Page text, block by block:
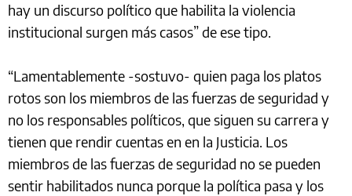
hay un discurso político que habilita la violencia
institucional surgen más casos” de ese tipo.
“Lamentablemente -sostuvo- quien paga los platos
rotos son los miembros de las fuerzas de seguridad y
no los responsables políticos, que siguen su carrera y
tienen que rendir cuentas en en la Justicia. Los
miembros de las fuerzas de seguridad no se pueden
sentir habilitados nunca porque la política pasa y los